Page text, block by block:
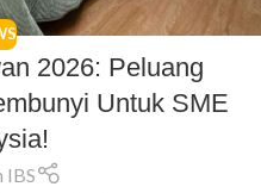
2026: Peluang
Untuk SME
IBS